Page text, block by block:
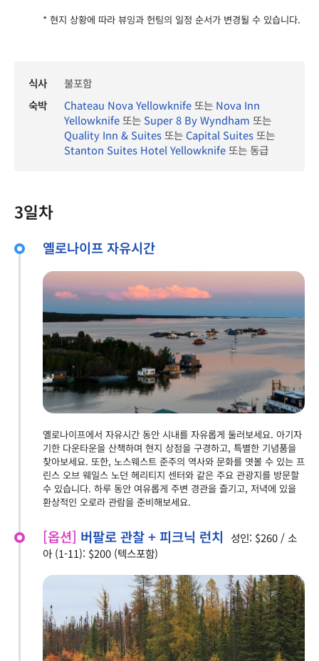
* 현지 상황에 따라 뷰잉과 헌팅의 일정 순서가 변경될 수 있습니다.
식사
불포함
숙박
Chateau Nova Yellowknife또는 Nova Inn
Yellowknife또는 Super 8 By Wyndham 또는
Quality Inn & Suites또는Capital Suites또는
Stanton Suites Hotel Yellowknife또는 동급
3일차
옐로나이프 자유시간
옐로나이프에서 자유시간 동안 시내를 자유롭게 둘러보세요. 아기자
기한 다운타운을 산책하며 현지 상점을 구경하고, 특별한 기념품을
찾아보세요. 또한, 노스웨스트 준주의 역사와 문화를 엿볼 수 있는 프
린스 오브 웨일스 노던 헤리티지 센터와 같은 주요 관광지를 방문할
수 있습니다. 하루 동안 여유롭게 주변 경관을 즐기고, 저녁에 있을
환상적인 오로라 관람을 준비해보세요.
[옵션] 버팔로 관찰 + 피크닉 런치
성인: $260 / 소
아 (1-11): $200 (텍스포함)